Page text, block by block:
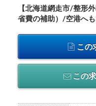
【北海道網走市/整形
省費の補助）/空港へ
この
この